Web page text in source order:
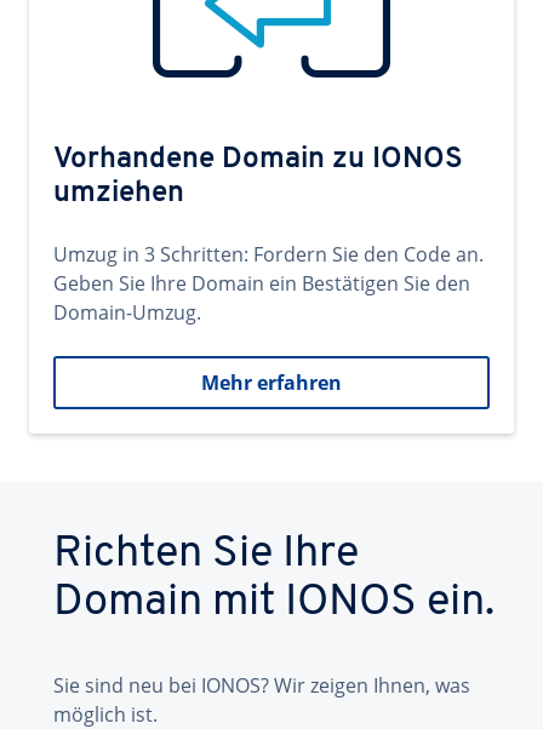
Vorhandene Domain zu IONOS
umziehen
Umzug in 3 Schritten: Fordern Sie den Code an.
Geben Sie Ihre Domain ein Bestätigen Sie den
Domain-Umzug.
Mehr erfahren
Richten Sie Ihre
Domain mit IONOS ein.
Sie sind neu bei IONOS? Wir zeigen Ihnen, was
möglich ist.